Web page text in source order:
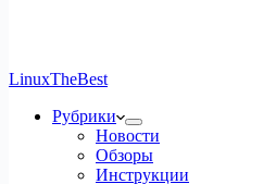
LinuxTheBest
Рубрики
Новости
Обзоры
Инструкции